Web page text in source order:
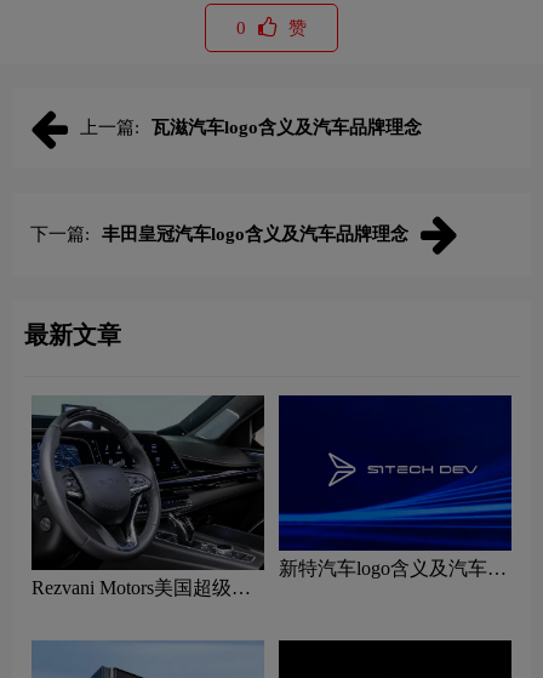
0 赞
上一篇: 瓦滋汽车logo含义及汽车品牌理念
下一篇: 丰田皇冠汽车logo含义及汽车品牌理念
最新文章
Rezvani Motors美国超级跑
新特汽车logo含义及汽车品